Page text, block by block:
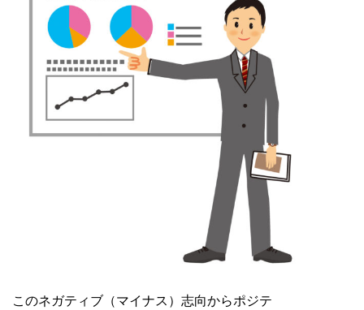
このネガティブ（マイナス）志向からポジテ